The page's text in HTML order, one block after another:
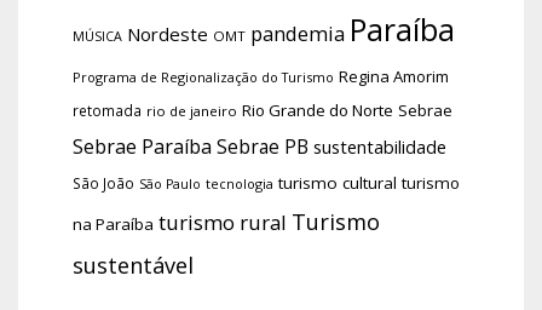
MÚSICA Nordeste OMT pandemia Paraíba
Programa de Regionalização do Turismo Regina Amorim
retomada rio de janeiro Rio Grande do Norte Sebrae
Sebrae Paraíba Sebrae PB sustentabilidade
São João São Paulo tecnologia turismo cultural turismo
na Paraíba turismo rural Turismo
sustentável